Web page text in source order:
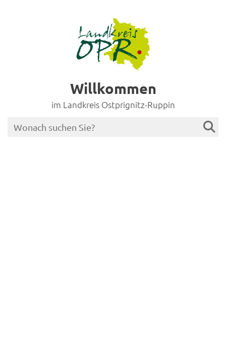
Willkommen
im Landkreis Ostprignitz-Ruppin